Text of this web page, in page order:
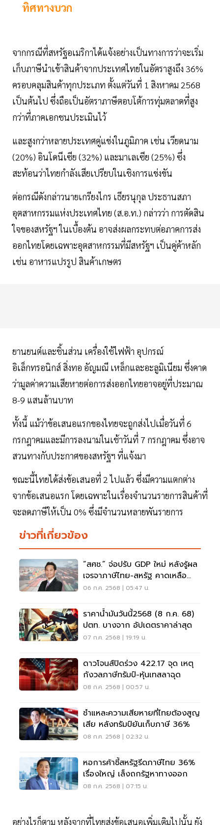
ทิศทางบวก
จากกรณีที่สหรัฐอเมริกาได้แจ้งอย่างเป็นทางการว่าจะเริ่ม
เก็บภาษีนำเข้าสินค้าจากประเทศไทยในอัตราสูงถึง 36%
ครอบคลุมสินค้าทุกประเภท ตั้งแต่วันที่ 1 สิงหาคม 2568
เป็นต้นไป ซึ่งถือเป็นอัตราภาษีตอบโต้การทุ่มตลาดที่สูง
กว่าที่ภาคเอกชนประเมินไว้
และสูงกว่าหลายประเทศคู่แข่งในภูมิภาค เช่น เวียดนาม
(20%) อินโดนีเซีย (32%) และมาเลเซีย (25%) ซึ่ง
สะท้อนว่าไทยกำลังเสียเปรียบในเชิงการแข่งขัน
ต่อกรณีดังกล่าวนายเกรียงไกร เธียรนุกุล ประธานสภา
อุตสาหกรรมแห่งประเทศไทย (ส.อ.ท.) กล่าวว่า การตัดสิน
ใจของสหรัฐฯ ในเบื้องต้น อาจส่งผลกระทบต่อภาคการส่ง
ออกไทยโดยเฉพาะอุตสาหกรรมที่มีสหรัฐฯ เป็นคู่ค้าหลัก
เช่น อาหารแปรรูป สินค้าเกษตร
ยานยนต์และชิ้นส่วน เครื่องใช้ไฟฟ้า อุปกรณ์
อิเล็กทรอนิกส์ สิ่งทอ อัญมณี เหล็กและอะลูมิเนียม ซึ่งคาด
ว่ามูลค่าความเสียหายต่อการส่งออกไทยอาจอยู่ที่ประมาณ
8-9 แสนล้านบาท
ทั้งนี้ แม้ว่าข้อเสนอแรกของไทยจะถูกส่งไปเมื่อวันที่ 6
กรกฎาคมและมีการลงนามในเช้าวันที่ 7 กรกฎาคม ซึ่งอาจ
สวนทางกับประกาศของสหรัฐฯ ที่แจ้งมา
ขณะนี้ไทยได้ส่งข้อเสนอที่ 2 ไปแล้ว ซึ่งมีความแตกต่าง
จากข้อเสนอแรก โดยเฉพาะในเรื่องจำนวนรายการสินค้าที่
จะลดภาษีให้เป็น 0% ซึ่งมีจำนวนหลายพันรายการ
ข่าวที่เกี่ยวข้อง
“สศช.” จ่อปรับ GDP ใหม่ หลังรู้ผล
เจรจาภาษีไทย-สหรัฐ คาดเหลือ
18%
06 ก.ค. 2568 | 05:47 น.
ราคาน้ำมันวันนี้2568 (8 ก.ค. 68)
ปตท. บางจาก อัปเดตราคาล่าสุด
07 ก.ค. 2568 | 19:19 น.
ดาวโจนส์ปิดร่วง 422.17 จุด เหตุ
กังวลภาษีทรัมป์-หุ้นเทสลาฉุด
08 ก.ค. 2568 | 00:57 น.
ชำแหละความเสียหายที่ไทยต้องสูญ
เสีย หลังทรัมป์ยันเก็บภาษี 36%
08 ก.ค. 2568 | 02:32 น.
หอการค้าชี้สหรัฐรีดภาษีไทย 36%
เรื่องใหญ่ เล็งถกรัฐหาทางออก
08 ก.ค. 2568 | 07:15 น.
อย่างไรก็ตาม หลังจากที่ไทยส่งข้อเสนอเพิ่มเติมไปนั้น ยัง